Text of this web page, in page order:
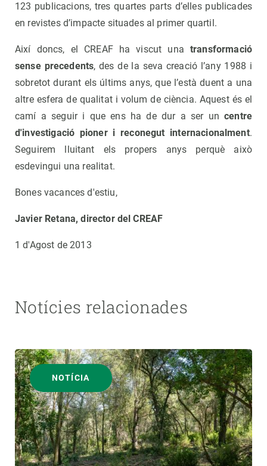
123 publicacions, tres quartes parts d’elles publicades
en revistes d’impacte situades al primer quartil.
Així doncs, el CREAF ha viscut una transformació
sense precedents, des de la seva creació l’any 1988 i
sobretot durant els últims anys, que l’està duent a una
altre esfera de qualitat i volum de ciència. Aquest és el
camí a seguir i que ens ha de dur a ser uncentre
d'investigació pioner i reconegut internacionalment.
Seguirem lluitant els propers anys perquè això
esdevingui una realitat.
Bones vacances d'estiu,
Javier Retana, director del CREAF
1 d'Agost de 2013
Notícies relacionades
NOTÍCIA